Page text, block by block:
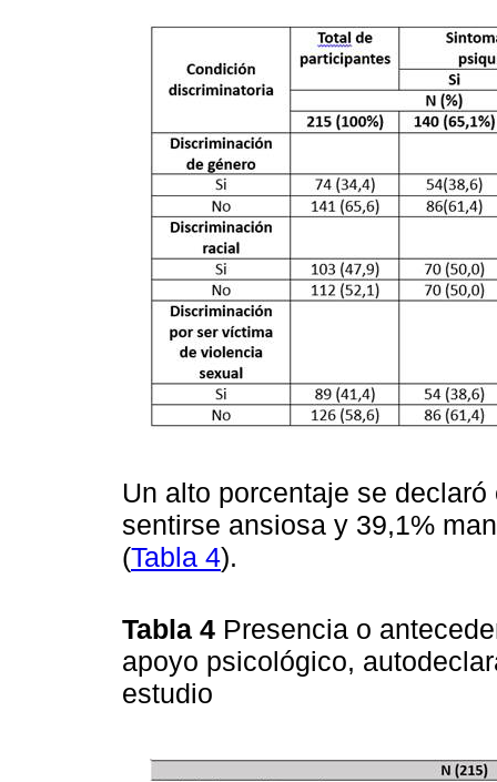
Un alto porcentaje se
sentirse ansiosa y 39,1%
(Tabla 4).
Tabla 4 Presencia o
apoyo psicológico,
estudio